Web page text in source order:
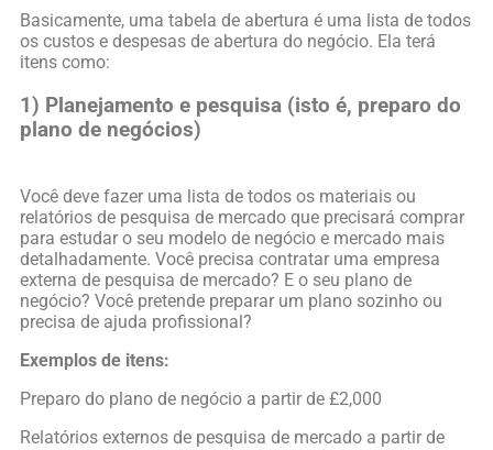
Basicamente, uma tabela de abertura é uma lista de todos
os custos e despesas de abertura do negócio. Ela terá
itens como:
1) Planejamento e pesquisa (isto é, preparo do
plano de negócios)
Você deve fazer uma lista de todos os materiais ou
relatórios de pesquisa de mercado que precisará comprar
para estudar o seu modelo de negócio e mercado mais
detalhadamente. Você precisa contratar uma empresa
externa de pesquisa de mercado? E o seu plano de
negócio? Você pretende preparar um plano sozinho ou
precisa de ajuda profissional?
Exemplos de itens:
Preparo do plano de negócio a partir de £2,000
Relatórios externos de pesquisa de mercado a partir de